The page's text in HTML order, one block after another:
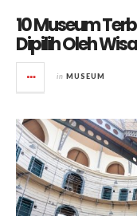
10 Museum
Dipilih Oleh
in MUSEUM